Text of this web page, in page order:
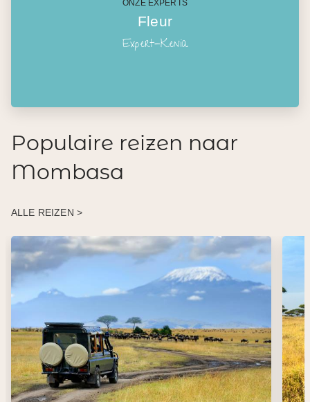
ONZE EXPERTS
Fleur
Expert-Kenia
Populaire reizen naar
Mombasa
ALLE REIZEN >